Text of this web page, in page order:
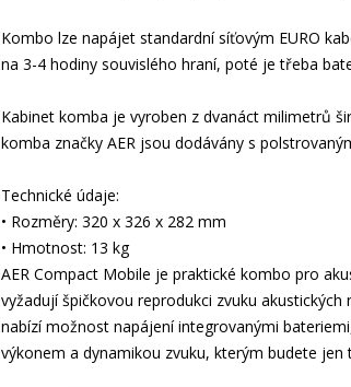
Kombo lze napájet standardní síťovým EURO
na 3-4 hodiny souvislého hraní, poté je třeba
Kabinet komba je vyroben z dvanáct milimetrů
komba značky AER jsou dodávány s
Technické údaje:
• Rozměry: 320 x 326 x 282 mm
• Hmotnost: 13 kg
AER Compact Mobile je praktické kombo pro
vyžadují špičkovou reprodukci zvuku
nabízí možnost napájení integrovanými
výkonem a dynamikou zvuku, kterým budete